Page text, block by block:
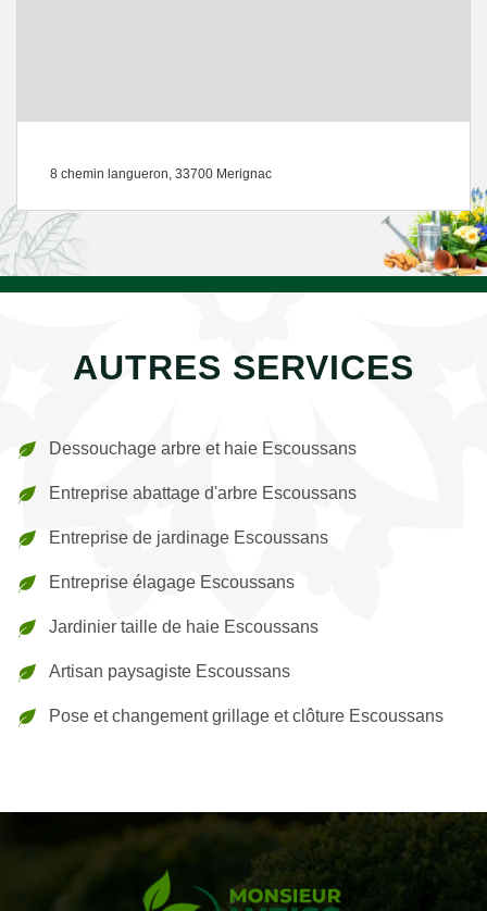
8 chemin langueron, 33700 Merignac
AUTRES SERVICES
Dessouchage arbre et haie Escoussans
Entreprise abattage d'arbre Escoussans
Entreprise de jardinage Escoussans
Entreprise élagage Escoussans
Jardinier taille de haie Escoussans
Artisan paysagiste Escoussans
Pose et changement grillage et clôture Escoussans